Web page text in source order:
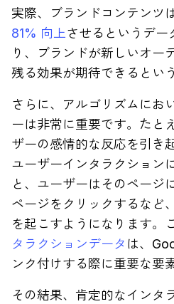
実際、ブランドコンテンツは
81% 向上させるというデー
り、ブランドが新しいオー
残る効果が期待できるとい
さらに、アルゴリズムにお
ーは非常に重要です。たと
ザーの感情的な反応を引き
ユーザーインタラクション
と、ユーザーはそのページ
ページをクリックするなど
を起こすようになります。
タラクションデータ は、
ンク付けする際に重要な要
その結果、肯定的なインタ